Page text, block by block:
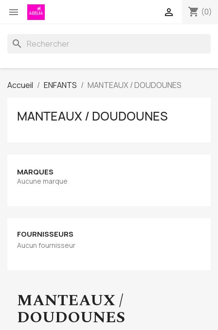
 shopping_cart (0)

search
Accueil ENFANTS MANTEAUX / DOUDOUNES
MANTEAUX / DOUDOUNES
MARQUES
Aucune marque
FOURNISSEURS
Aucun fournisseur
MANTEAUX /
DOUDOUNES